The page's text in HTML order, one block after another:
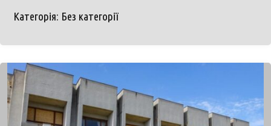
Категорія: Без категорії